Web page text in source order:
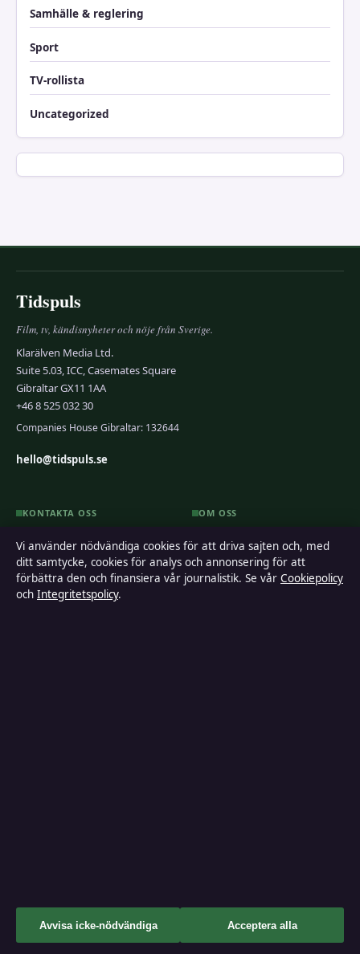
Samhälle & reglering
Sport
TV-rollista
Uncategorized
Tidspuls
Film, tv, kändisnyheter och nöje från Sverige.
Klarälven Media Ltd.
Suite 5.03, ICC, Casemates Square
Gibraltar GX11 1AA
+46 8 525 032 30
Companies House Gibraltar: 132644
hello@tidspuls.se
KONTAKTA OSS
Allmänt: hello@tidspuls.se
hello@tidspuls.se
OM OSS
Om oss
Redaktionen
Vi använder nödvändiga cookies för att driva sajten och, med
ditt samtycke, cookies för analys och annonsering för att
förbättra den och finansiera vår journalistik. Se vår Cookiepolicy
och Integritetspolicy.
Avvisa icke-nödvändiga Acceptera alla